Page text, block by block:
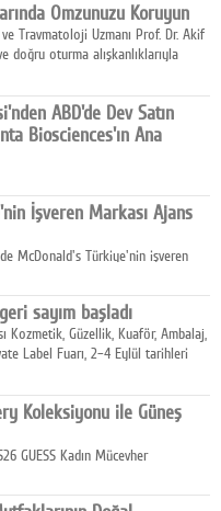
Omzunuzu Koruyun
Travmatoloji Uzmanı Prof. Dr. Akif
doğru oturma alışkanlıklarıyla
ABD'de Dev Satın
Biosciences'ın Ana
taşıyan satın alma hamlesini
İşveren Markası Ajans
McDonald's Türkiye'nin işveren
sayım başladı
Kozmetik, Güzellik, Kuaför, Ambalaj,
Label Fuarı, 2–4 Eylül tarihleri
Koleksiyonu ile Güneş
GUESS Kadın Mücevher